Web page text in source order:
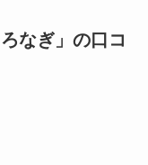
なぎ」の口コ